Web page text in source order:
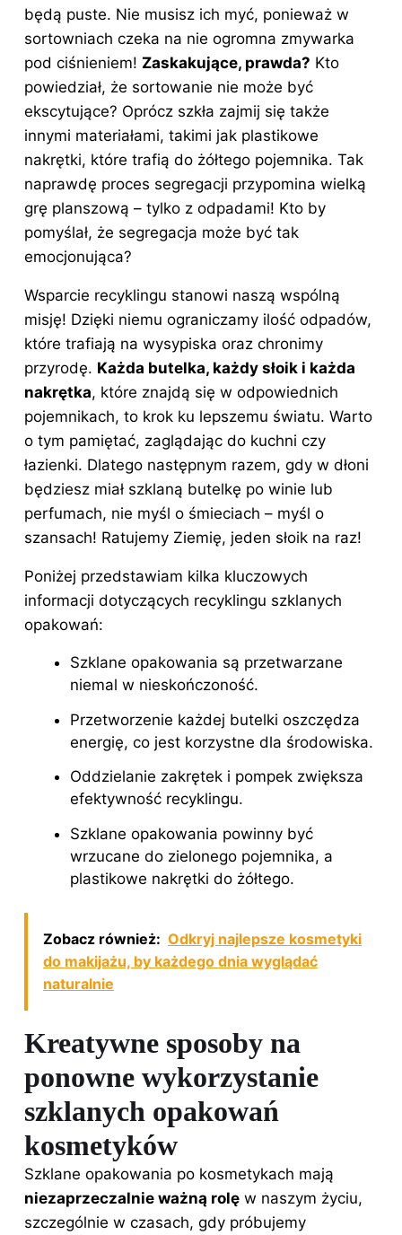
będą puste. Nie musisz ich myć, ponieważ w
sortowniach czeka na nie ogromna zmywarka
pod ciśnieniem! Zaskakujące, prawda? Kto
powiedział, że sortowanie nie może być
ekscytujące? Oprócz szkła zajmij się także
innymi materiałami, takimi jak plastikowe
nakrętki, które trafią do żółtego pojemnika. Tak
naprawdę proces segregacji przypomina wielką
grę planszową – tylko z odpadami! Kto by
pomyślał, że segregacja może być tak
emocjonująca?
Wsparcie recyklingu stanowi naszą wspólną
misję! Dzięki niemu ograniczamy ilość odpadów,
które trafiają na wysypiska oraz chronimy
przyrodę. Każda butelka, każdy słoik i każda
nakrętka, które znajdą się w odpowiednich
pojemnikach, to krok ku lepszemu światu. Warto
o tym pamiętać, zaglądając do kuchni czy
łazienki. Dlatego następnym razem, gdy w dłoni
będziesz miał szklaną butelkę po winie lub
perfumach, nie myśl o śmieciach – myśl o
szansach! Ratujemy Ziemię, jeden słoik na raz!
Poniżej przedstawiam kilka kluczowych
informacji dotyczących recyklingu szklanych
opakowań:
Szklane opakowania są przetwarzane
niemal w nieskończoność.
Przetworzenie każdej butelki oszczędza
energię, co jest korzystne dla środowiska.
Oddzielanie zakrętek i pompek zwiększa
efektywność recyklingu.
Szklane opakowania powinny być
wrzucane do zielonego pojemnika, a
plastikowe nakrętki do żółtego.
Zobacz również: Odkryj najlepsze kosmetyki
do makijażu, by każdego dnia wyglądać
naturalnie
Kreatywne sposoby na
ponowne wykorzystanie
szklanych opakowań
kosmetyków
Szklane opakowania po kosmetykach mają
niezaprzeczalnie ważną rolę w naszym życiu,
szczególnie w czasach, gdy próbujemy